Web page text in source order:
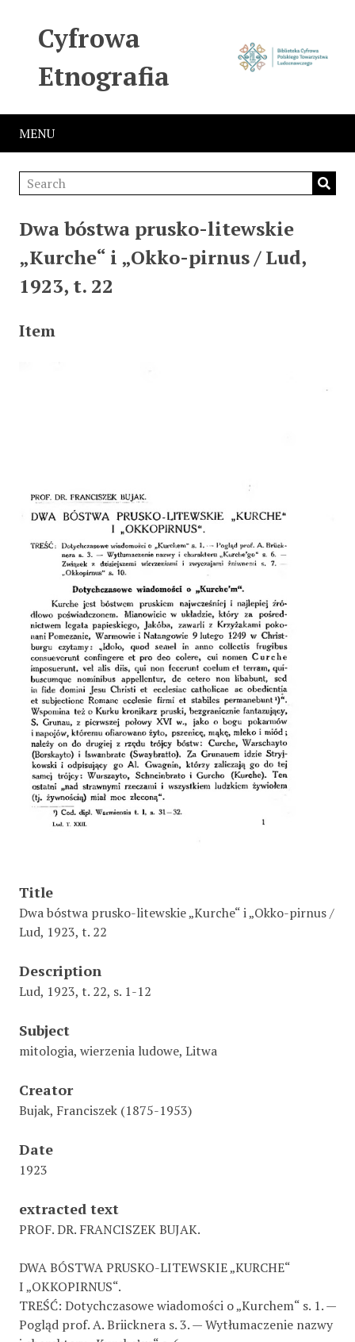
Cyfrowa
Etnografia
MENU
Dwa bóstwa prusko-litewskie
„Kurche“ i „Okko-pirnus / Lud,
1923, t. 22
Item
Title
Dwa bóstwa prusko-litewskie „Kurche“ i „Okko-pirnus /
Lud, 1923, t. 22
Description
Lud, 1923, t. 22, s. 1-12
Subject
mitologia, wierzenia ludowe, Litwa
Creator
Bujak, Franciszek (1875-1953)
Date
1923
extracted text
PROF. DR. FRANCISZEK BUJAK.
DWA BÓSTWA PRUSKO-LITEWSKIE „KURCHE“
I „OKKOPIRNUS“.
TREŚĆ: Dotychczasowe wiadomości o „Kurchem“ s. 1. —
Pogląd prof. A. Briicknera s. 3. — Wytłumaczenie nazwy